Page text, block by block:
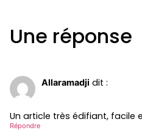
Une réponse
Allaramadji dit :
Un article très édifiant, facile
Répondre